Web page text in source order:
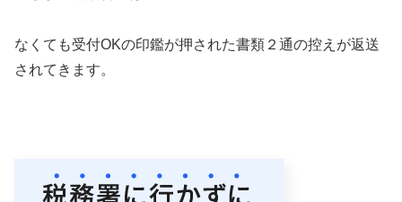
なくても受付OKの印鑑が押された書類２通の控えが返送
されてきます。